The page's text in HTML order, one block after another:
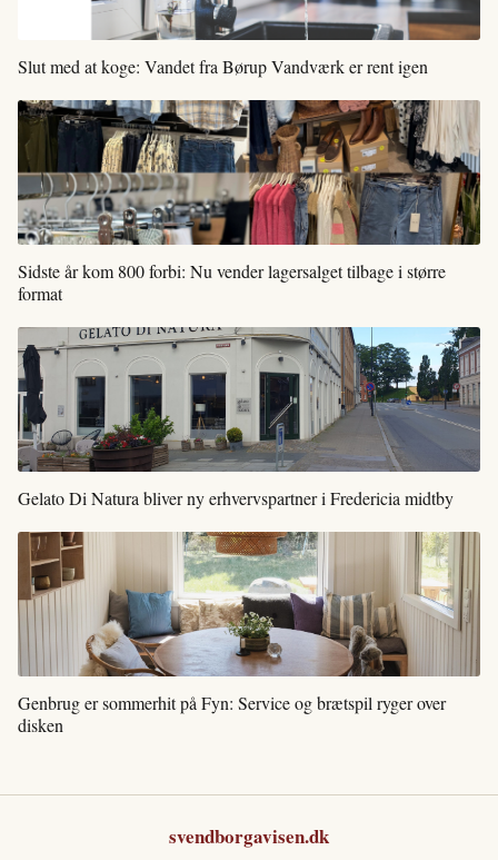
Slut med at koge: Vandet fra Børup Vandværk er rent igen
Sidste år kom 800 forbi: Nu vender lagersalget tilbage i større
format
Gelato Di Natura bliver ny erhvervspartner i Fredericia midtby
Genbrug er sommerhit på Fyn: Service og brætspil ryger over
disken
svendborgavisen.dk